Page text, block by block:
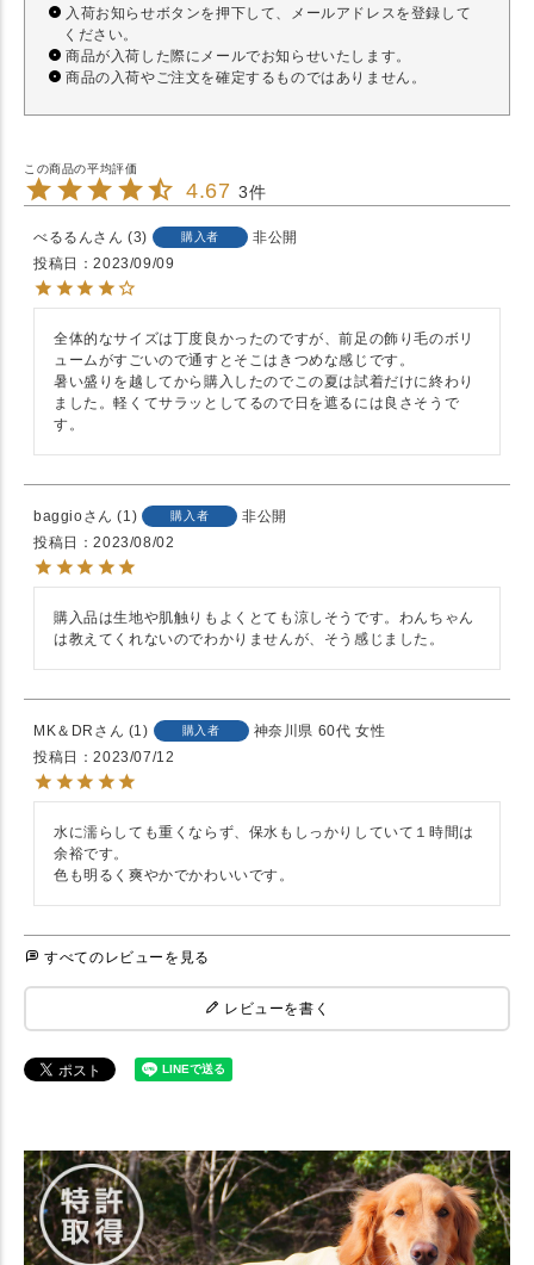
入荷お知らせボタンを押下して、メールアドレスを登録して
ください。
商品が入荷した際にメールでお知らせいたします。
商品の入荷やご注文を確定するものではありません。
4.67 3
べるるん 3 購入者
非公開
投稿日
2023/09/09
全体的なサイズは丁度良かったのですが、前足の飾り毛のボリ
ュームがすごいので通すとそこはきつめな感じです。
暑い盛りを越してから購入したのでこの夏は試着だけに終わり
ました。軽くてサラッとしてるので日を遮るには良さそうで
す。
baggio 1 購入者
非公開
投稿日
2023/08/02
購入品は生地や肌触りもよくとても涼しそうです。わんちゃん
は教えてくれないのでわかりませんが、そう感じました。
MK＆DR 1 購入者 神奈川県 60代 女性
投稿日
2023/07/12
水に濡らしても重くならず、保水もしっかりしていて１時間は
余裕です。
色も明るく爽やかでかわいいです。
すべてのレビューを見る
レビューを書く